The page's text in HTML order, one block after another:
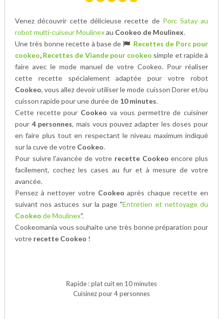
Venez découvrir cette délicieuse recette de Porc Satay au
robot multi-cuiseur Moulinexau Cookeo de Moulinex.
Une très bonne recette à base de
Recettes de Porc pour
cookeo, Recettes de Viande pour cookeo simple et rapide à
faire avec le mode manuel de votre Cookeo. Pour réaliser
cette recette spécialement adaptée pour votre robot
Cookeo, vous allez devoir utiliser le mode cuisson Dorer et/ou
cuisson rapide pour une durée de 10 minutes.
Cette recette pour Cookeo va vous permettre de cuisiner
pour 4 personnes, mais vous pouvez adapter les doses pour
en faire plus tout en respectant le niveau maximum indiqué
sur la cuve de votre Cookeo.
Pour suivre l'avancée de votre recette Cookeo encore plus
facilement, cochez les cases au fur et à mesure de votre
avancée.
Pensez à nettoyer votre Cookeo après chaque recette en
suivant nos astuces sur la page "Entretien et nettoyage du
Cookeo de Moulinex".
Cookeomania vous souhaite une très bonne préparation pour
votre recette Cookeo !
Rapide : plat cuit en 10 minutes
Cuisinez pour 4 personnes